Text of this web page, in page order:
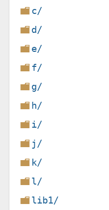
c/
d/
e/
f/
g/
h/
i/
j/
k/
l/
lib1/